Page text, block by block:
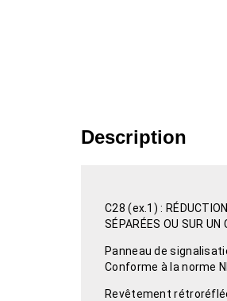
Description
C28 (ex.1) :
SÉPARÉES OU SUR UN
Panneau de
Conforme à la norme
Revêtement